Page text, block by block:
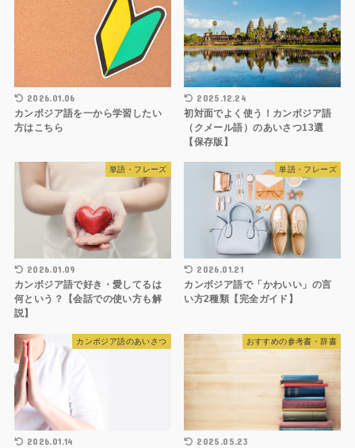
2026.01.06
カンボジア語を一から学習したい
方はこちら
2025.12.24
初対面でよく使う！カンボジア語
（クメール語）のあいさつ13選
【保存版】
単語・フレーズ
2026.01.09
カンボジア語で好き・愛してるは
何という？【会話での使い方も解
説】
単語・フレーズ
2026.01.21
カンボジア語で「かわいい」の言
い方2種類【完全ガイド】
カンボジア語のあいさつ
2026.01.14
おすすめの参考書・辞書
2025.05.23